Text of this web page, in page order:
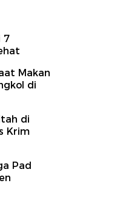
7
Makan
di
di
Krim
Pad